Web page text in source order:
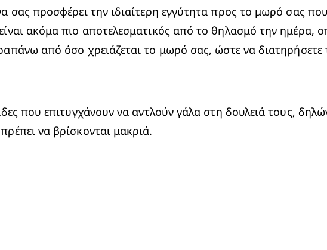
σας προσφέρει την ιδιαίτερη εγγύτητα προς το μωρό σας
ακόμα πιο αποτελεσματικός από το θηλασμό την ημέρα,
από όσο χρειάζεται το μωρό σας, ώστε να
που επιτυγχάνουν να αντλούν γάλα στη δουλειά τους,
να βρίσκονται μακριά.